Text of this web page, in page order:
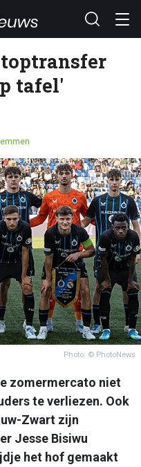
tafel'
Photo: © PhotoNews
zomermercato niet
te verliezen. Ook
Zwart zijn
Jesse Bisiwu
het hof gemaakt